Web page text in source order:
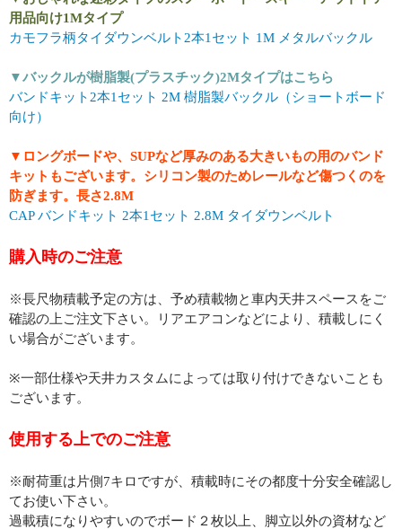
用品向け1Mタイプ
カモフラ柄タイダウンベルト2本1セット 1M メタルバックル
▼バックルが樹脂製(プラスチック)2Mタイプはこちら
バンドキット2本1セット 2M 樹脂製バックル（ショートボード
向け）
▼ロングボードや、SUPなど厚みのある大きいもの用のバンド
キットもございます。シリコン製のためレールなど傷つくのを
防ぎます。長さ2.8M
CAP バンドキット 2本1セット 2.8M タイダウンベルト
購入時のご注意
※長尺物積載予定の方は、予め積載物と車内天井スペースをご
確認の上ご注文下さい。リアエアコンなどにより、積載しにく
い場合がございます。
※一部仕様や天井カスタムによっては取り付けできないことも
ございます。
使用する上でのご注意
※耐荷重は片側7キロですが、積載時にその都度十分安全確認し
てお使い下さい。
過載積になりやすいのでボード２枚以上、脚立以外の資材など